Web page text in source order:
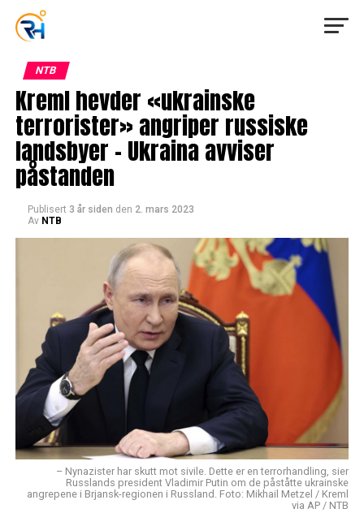
NTB
Kreml hevder «ukrainske
terrorister» angriper russiske
landsbyer – Ukraina avviser
påstanden
Publisert 3 år siden den 2. mars 2023
Av NTB
– Nynazister har skutt mot sivile. Dette er en terrorhandling, sier
Russlands president Vladimir Putin om de påståtte ukrainske
angrepene i Brjansk-regionen i Russland. Foto: Mikhail Metzel / Kreml
via AP / NTB